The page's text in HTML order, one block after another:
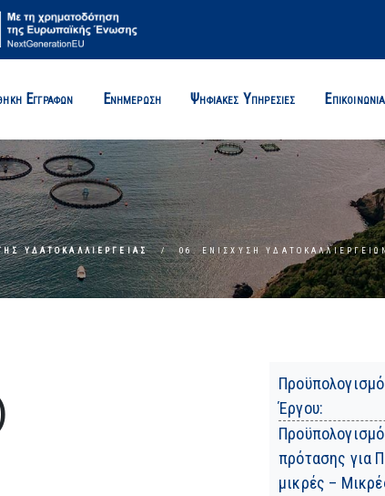
Εγγράφων Ενημέρωση Ψηφιακές Υπηρεσίες Επικοινωνία
ΥΔΑΤΟΚΑΛΛΙΈΡΓΕΙΑΣ 06. ΕΝΊΣΧΥΣΗ
Έργου:
πρότασης για
μικρές –